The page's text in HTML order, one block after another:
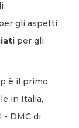
gli aspetti
per gli
è il primo
in Italia,
- DMC di